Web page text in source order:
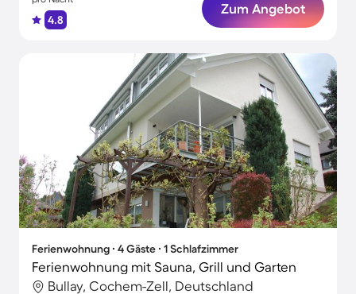
4.8
Zum Angebot
Ferienwohnung ∙ 4 Gäste ∙ 1 Schlafzimmer
Ferienwohnung mit Sauna, Grill und Garten
Bullay, Cochem-Zell, Deutschland